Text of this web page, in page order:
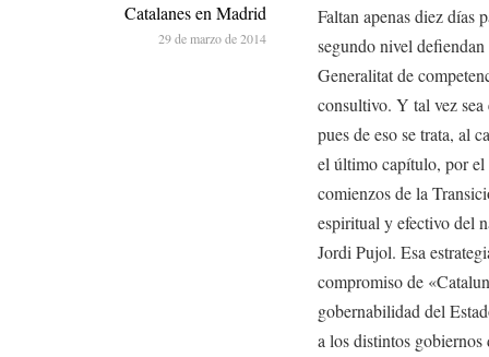
Faltan apenas diez días
segundo nivel
Generalitat de
consultivo. Y tal vez
pues de eso se trata, al
el último capítulo, por el
comienzos de la
espiritual y efectivo del
Jordi Pujol. Esa
compromiso de
gobernabilidad del
a los distintos
Catalanes en Madrid
29 de marzo de 2014